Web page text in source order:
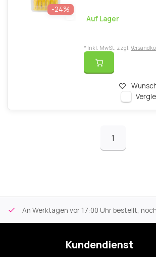
-24%
Auf Lager
* Inkl. MwSt. zzgl.
1
An Werktagen vor 17:00 Uhr bestellt,
Kundendienst